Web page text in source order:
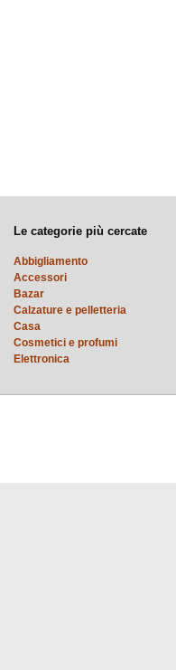
Le categorie più cercate
Abbigliamento
Accessori
Bazar
Calzature e pelletteria
Casa
Cosmetici e profumi
Elettronica